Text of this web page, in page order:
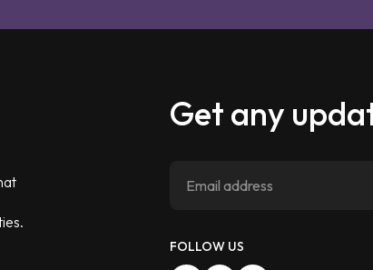
Get any
FOLLOW US